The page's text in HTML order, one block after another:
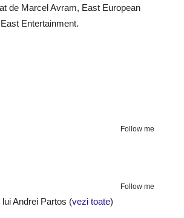
de Marcel Avram, East European
Entertainment.
Follow me
Follow me
Andrei Partos (vezi toate)